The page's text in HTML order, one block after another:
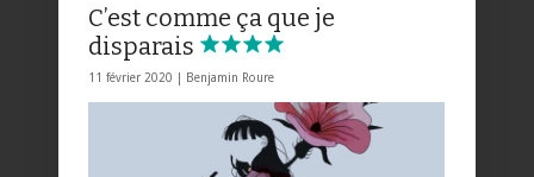
C’est comme ça que je
disparais
11 février 2020 | Benjamin Roure